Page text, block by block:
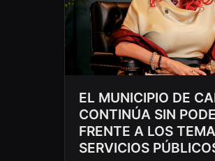
EL MUNICIPIO DE
CONTINÚA SIN
FRENTE A LOS
SERVICIOS